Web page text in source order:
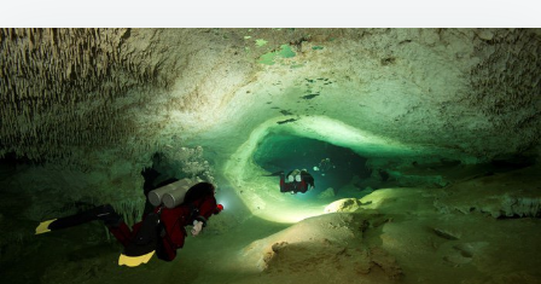
SUBACUÁTICA
MÁS
GRANDE
DEL
MUNDO